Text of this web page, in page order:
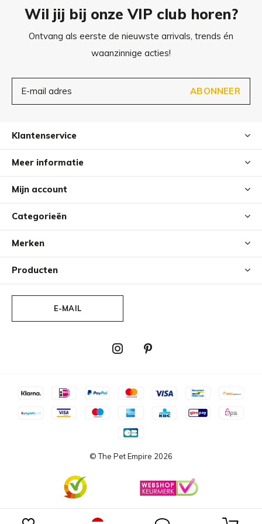
104x69 cm
Wil jij bij onze VIP club horen?
Ontvang als eerste de nieuwste arrivals, trends én
waanzinnige acties!
ABONNEER
Klantenservice
Meer informatie
Mijn account
Categorieën
Merken
Producten
E-MAIL
© The Pet Empire 2026